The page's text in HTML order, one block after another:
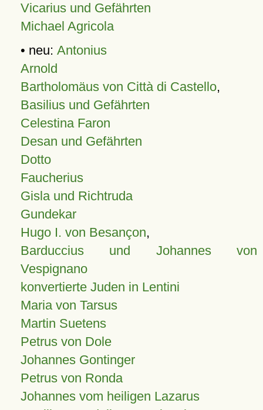
Vicarius und Gefährten
Michael Agricola
• neu: Antonius
Arnold
Bartholomäus von Città di Castello,
Basilius und Gefährten
Celestina Faron
Desan und Gefährten
Dotto
Faucherius
Gisla und Richtruda
Gundekar
Hugo I. von Besançon,
Barduccius und Johannes von
Vespignano
konvertierte Juden in Lentini
Maria von Tarsus
Martin Suetens
Petrus von Dole
Johannes Gontinger
Petrus von Ronda
Johannes vom heiligen Lazarus